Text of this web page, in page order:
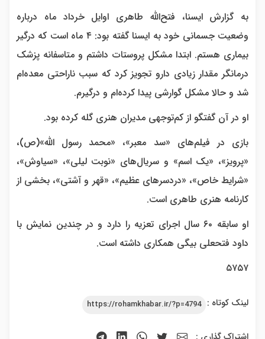
به گزارش ایسنا، فتح‌الله طاهری اوایل خرداد ماه درباره
وضعیت جسمانی خود به ایسنا گفته بود: ۴ ماه است که درگیر
بیماری هستم. ابتدا مشکل پروستات داشتم و متاسفانه پزشک
درمانگر مقدار زیادی دارو تجویز کرد که سبب ناراحتی معده‌ام
شد و حالا مشکل گوارشی پیدا کرده‌ام و درگیرم.
او در آن گفتگو از کم‌توجهی مدیران هنری گله کرده بود.
بازی در فیلم‌های «سد معبر»، «محمد رسول الله»(ص)،
«پرویز»، «یک اسم» و سریال‌های «نوبت لیلی»، «سیاوش»،
«شرایط خاص»، «دردسرهای عظیم»، «قهر و آشتی»، بخشی از
کارنامه هنری طاهری است.
او سابقه ۶۰ سال اجرای تعزیه را دارد و در چندین نمایش‌ با
داود فتحعلی بیگی همکاری داشته است.
۵۷۵۷
لینک کوتاه : https://rohamkhabar.ir/?p=4794